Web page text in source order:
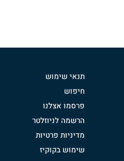
תנאי שימוש
חיפוש
פרסמו אצלנו
הרשמה לניוזלטר
מדיניות פרטיות
שימוש בקוקיז